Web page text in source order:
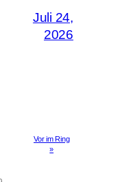
Juli 24,
2026
Vor im Ring
»